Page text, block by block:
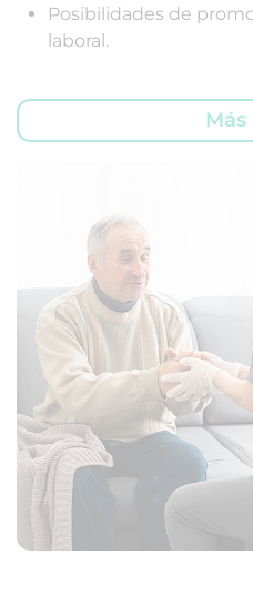
Posibilidades de
laboral.